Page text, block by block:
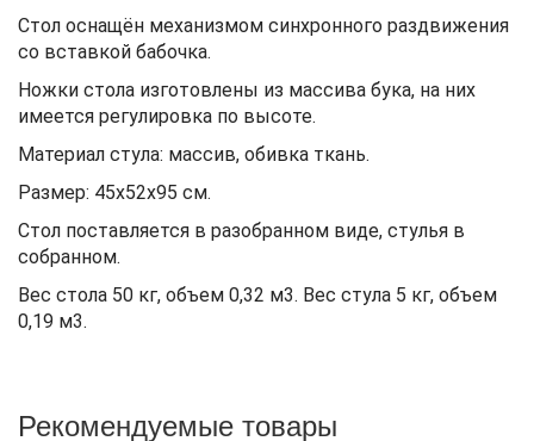
Стол оснащён механизмом синхронного раздвижения
со вставкой бабочка.
Ножки стола изготовлены из массива бука, на них
имеется регулировка по высоте.
Материал стула: массив, обивка ткань.
Размер: 45х52х95 см.
Стол поставляется в разобранном виде, стулья в
собранном.
Вес стола 50 кг, объем 0,32 м3. Вес стула 5 кг, объем
0,19 м3.
Рекомендуемые товары